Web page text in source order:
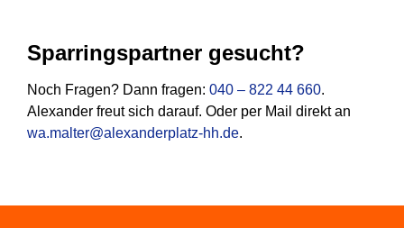
Sparringspartner gesucht?
Noch Fragen? Dann fragen: 040 – 822 44 660.
Alexander freut sich darauf. Oder per Mail direkt an
wa.malter@alexanderplatz-hh.de.